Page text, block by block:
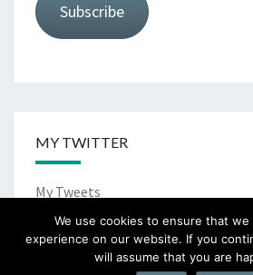
Subscribe
MY TWITTER
My Tweets
We use cookies to ensure that
experience on our website. If you
will assume that you are